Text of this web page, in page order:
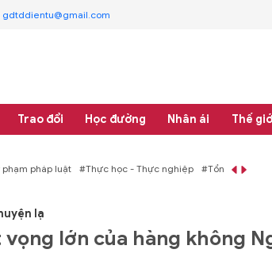
gdtddientu@gmail.com
Trao đổi Học đường Nhân ái Thế
pháp luật #Thực học - Thực nghiệp #Tổng rà soát
lạ
lớn của hàng không